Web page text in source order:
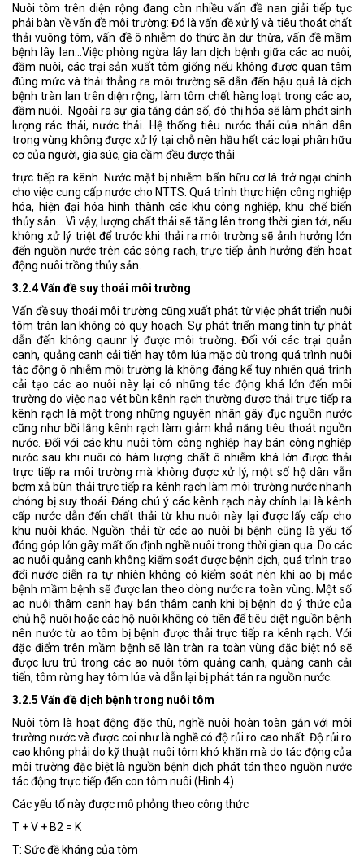
Nuôi tôm trên diện rộng đang còn nhiều vấn đề nan giải tiếp tục
phải bàn về vấn đề môi trường: Đó là vấn đề xử lý và tiêu thoát chất
thải vuông tôm, vấn đề ô nhiễm do thức ăn dư thừa, vấn đề mầm
bệnh lây lan…Việc phòng ngừa lây lan dịch bệnh giữa các ao nuôi,
đầm nuôi, các trại sản xuất tôm giống nếu không được quan tâm
đúng mức và thải thẳng ra môi trường sẽ dẫn đến hậu quả là dịch
bệnh tràn lan trên diện rộng, làm tôm chết hàng loạt trong các ao,
đầm nuôi. Ngoài ra sự gia tăng dân số, đô thị hóa sẽ làm phát sinh
lượng rác thải, nước thải. Hệ thống tiêu nước thải của nhân dân
trong vùng không được xử lý tại chỗ nên hầu hết các loại phân hữu
cơ của người, gia súc, gia cầm đều được thải
trực tiếp ra kênh. Nước mặt bị nhiễm bẩn hữu cơ là trở ngại chính
cho việc cung cấp nước cho NTTS. Quá trình thực hiện công nghiệp
hóa, hiện đại hóa hình thành các khu công nghiệp, khu chế biến
thủy sản... Vì vậy, lượng chất thải sẽ tăng lên trong thời gian tới, nếu
không xử lý triệt để trước khi thải ra môi trường sẽ ảnh hưởng lớn
đến nguồn nước trên các sông rạch, trực tiếp ảnh hưởng đến hoạt
động nuôi trồng thủy sản.
3.2.4 Vấn đề suy thoái môi trường
Vấn đề suy thoái môi trường cũng xuất phát từ việc phát triển nuôi
tôm tràn lan không có quy hoạch. Sự phát triển mang tính tự phát
dẫn đến không qaunr lý được môi trường. Đối với các trại quản
canh, quảng canh cải tiến hay tôm lúa mặc dù trong quá trình nuôi
tác động ô nhiễm môi trường là không đáng kể tuy nhiên quá trình
cải tạo các ao nuôi này lại có những tác động khá lớn đến môi
trường do việc nạo vét bùn kênh rạch thường được thải trực tiếp ra
kênh rạch là một trong những nguyên nhân gây đục nguồn nước
cũng như bồi lắng kênh rạch làm giảm khả năng tiêu thoát nguồn
nước. Đối với các khu nuôi tôm công nghiệp hay bán công nghiệp
nước sau khi nuôi có hàm lượng chất ô nhiễm khá lớn được thải
trực tiếp ra môi trường mà không được xử lý, một số hộ dân vẫn
bơm xả bùn thải trực tiếp ra kênh rạch làm môi trường nước nhanh
chóng bị suy thoái. Đáng chú ý các kênh rạch này chính lại là kênh
cấp nước dẫn đến chất thải từ khu nuôi này lại được lấy cấp cho
khu nuôi khác. Nguồn thải từ các ao nuôi bị bệnh cũng là yếu tố
đóng góp lớn gây mất ổn định nghề nuôi trong thời gian qua. Do các
ao nuôi quảng canh không kiểm soát được bệnh dịch, quá trình trao
đổi nước diễn ra tự nhiên không có kiểm soát nên khi ao bị mắc
bệnh mầm bệnh sẽ được lan theo dòng nước ra toàn vùng. Một số
ao nuôi thâm canh hay bán thâm canh khi bị bệnh do ý thức của
chủ hộ nuôi hoặc các hộ nuôi không có tiền để tiêu diệt nguồn bệnh
nên nước từ ao tôm bị bệnh được thải trực tiếp ra kênh rạch. Với
đặc điểm trên mầm bệnh sẽ làn tràn ra toàn vùng đặc biệt nó sẽ
được lưu trú trong các ao nuôi tôm quảng canh, quảng canh cải
tiến, tôm rừng hay tôm lúa và dẫn lại bị phát tán ra nguồn nước.
3.2.5 Vấn đề dịch bệnh trong nuôi tôm
Nuôi tôm là hoạt động đặc thù, nghề nuôi hoàn toàn gắn với môi
trường nước và được coi như là nghề có độ rủi ro cao nhất. Độ rủi ro
cao không phải do kỹ thuật nuôi tôm khó khăn mà do tác động của
môi trường đặc biệt là nguồn bệnh dịch phát tán theo nguồn nước
tác động trực tiếp đến con tôm nuôi (Hình 4).
Các yếu tố này được mô phỏng theo công thức
T + V + B2 = K
T: Sức đề kháng của tôm